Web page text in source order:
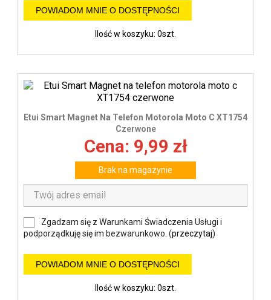
POWIADOM MNIE O DOSTĘPNOŚCI
Ilość w koszyku: 0szt.
Etui Smart Magnet Na Telefon Motorola Moto C XT1754
Czerwone
Cena: 9,99 zł
Brak na magazynie
Zgadzam się z Warunkami Świadczenia Usługi i
podporządkuję się im bezwarunkowo. (przeczytaj)
POWIADOM MNIE O DOSTĘPNOŚCI
Ilość w koszyku: 0szt.